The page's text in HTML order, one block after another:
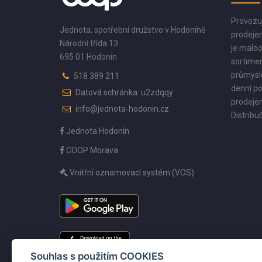
Jednota, spotřební družstvo v Hodoníně
Národní třída 13
695 01 Hodonín
518 389 211
Datová schránka: u2zdqqy
info@jednota-hodonin.cz
Jednota Hodonín
COOP Morava
Vnitřní oznamovací systém (VOS)
je
denní
Souhlas s použitím COOKIES